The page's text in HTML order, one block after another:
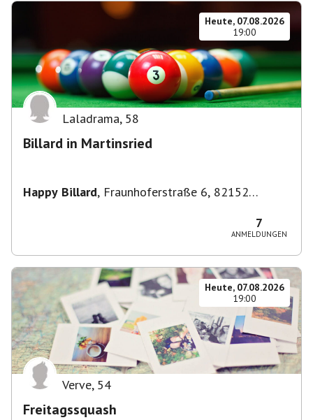
Heute, 07.08.2026
19:00
Laladrama, 58
Billard in Martinsried
Happy Billard, Fraunhoferstraße 6, 82152
7
ANMELDUNGEN
Heute, 07.08.2026
19:00
Verve, 54
Freitagssquash